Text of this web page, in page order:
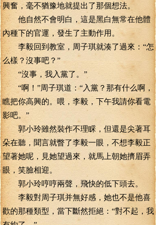
興奮，毫不猶豫地就提出了那個想法。
他自然不會明白，這是黑白無常在他體
內種下的官運，發生了主動作用。
李毅回到教室，周子琪就湊了過來：“怎
么樣？沒事吧？”
“沒事，我入黨了。”
“啊！”周子琪道：“入黨？那有什么啊，
瞧把你高興的。喂，李毅，下午我請你看電
影吧。”
郭小玲雖然裝作不理睬，但還是尖著耳
朵在聽，聞言就瞥了李毅一眼，不想李毅正
望著她呢，見她望過來，就馬上朝她擠眉弄
眼，笑臉相迎。
郭小玲哼哼兩聲，飛快的低下頭去。
李毅對周子琪并無好感，她也不是他喜
歡的那種類型，當下斷然拒絕：“對不起，我